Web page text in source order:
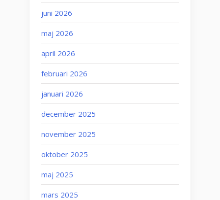
juni 2026
maj 2026
april 2026
februari 2026
januari 2026
december 2025
november 2025
oktober 2025
maj 2025
mars 2025